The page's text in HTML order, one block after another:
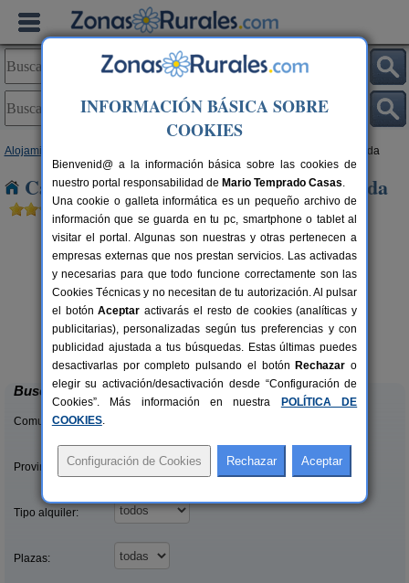
Alojamientos > Montaña Hendida
Casas Rurales cerca de Montaña Hendida
8 pers.
desde25 €
Casa Rural Tamasite
Tuineje (Fuerteventura)
Buscar
Comunidades:
Provincias/Islas:
Tipo alquiler:
Plazas:
INFORMACIÓN BÁSICA SOBRE
COOKIES
Bienvenid@ a la información básica sobre las cookies de
nuestro portal responsabilidad de Mario Temprado Casas.
Una cookie o galleta informática es un pequeño archivo de
información que se guarda en tu pc, smartphone o tablet al
visitar el portal. Algunas son nuestras y otras pertenecen a
empresas externas que nos prestan servicios. Las activadas
y necesarias para que todo funcione correctamente son las
Cookies Técnicas y no necesitan de tu autorización. Al pulsar
el botónAceptar activarás el resto de cookies (analíticas y
publicitarias), personalizadas según tus preferencias y con
publicidad ajustada a tus búsquedas. Estas últimas puedes
desactivarlas por completo pulsando el botón Rechazar o
elegir su activación/desactivación desde “Configuración de
Cookies”. Más información en nuestra
POLÍTICA DE
COOKIES.